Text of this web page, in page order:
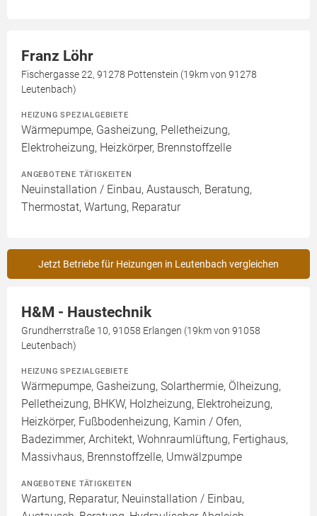
Franz Löhr
Fischergasse 22, 91278 Pottenstein (19km von 91278
Leutenbach)
HEIZUNG SPEZIALGEBIETE
Wärmepumpe, Gasheizung, Pelletheizung,
Elektroheizung, Heizkörper, Brennstoffzelle
ANGEBOTENE TÄTIGKEITEN
Neuinstallation / Einbau, Austausch, Beratung,
Thermostat, Wartung, Reparatur
Jetzt Betriebe für Heizungen in Leutenbach vergleichen
H&M - Haustechnik
Grundherrstraße 10, 91058 Erlangen (19km von 91058
Leutenbach)
HEIZUNG SPEZIALGEBIETE
Wärmepumpe, Gasheizung, Solarthermie, Ölheizung,
Pelletheizung, BHKW, Holzheizung, Elektroheizung,
Heizkörper, Fußbodenheizung, Kamin / Ofen,
Badezimmer, Architekt, Wohnraumlüftung, Fertighaus,
Massivhaus, Brennstoffzelle, Umwälzpumpe
ANGEBOTENE TÄTIGKEITEN
Wartung, Reparatur, Neuinstallation / Einbau,